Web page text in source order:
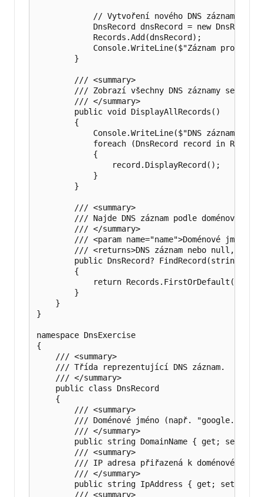
            // Vytvoření nového DNS záznamu
DnsRecord dnsRecord = new
            Records.Add(dnsRecord);
Console.WriteLine($"Záznam pro
        }
        /// <summary>
        /// Zobrazí všechny DNS záznamy serveru.
        /// </summary>
        public void DisplayAllRecords()
        {
Console.WriteLine($"DNS záznamy pro
foreach (DnsRecord record in
            {
                record.DisplayRecord();
            }
        }
        /// <summary>
/// Najde DNS záznam podle doménového
        /// </summary>
/// <param name="name">Doménové
/// <returns>DNS záznam nebo null,
public DnsRecord? FindRecord(string
        {
return Records.FirstOrDefault(r =>
        }
    }
}
namespace DnsExercise
{
    /// <summary>
    /// Třída reprezentující DNS záznam.
    /// </summary>
    public class DnsRecord
    {
        /// <summary>
        /// Doménové jméno (např. "google.com").
        /// </summary>
        public string DomainName { get; set; }
        /// <summary>
/// IP adresa přiřazená k doménovému
        /// </summary>
        public string IpAddress { get; set; }
        /// <summary>